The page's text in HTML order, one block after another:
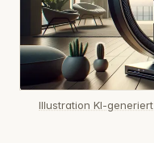
Illustration KI-generiert